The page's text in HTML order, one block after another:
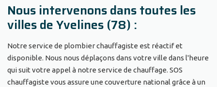
Nous intervenons dans toutes les
villes de Yvelines (78) :
Notre service de plombier chauffagiste est réactif et
disponible. Nous nous déplaçons dans votre ville dans l'heure
qui suit votre appel à notre service de chauffage. SOS
chauffagiste vous assure une couverture national grâce à un